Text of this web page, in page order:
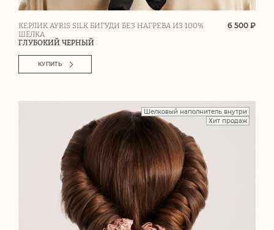
КЕРЛИК AYRIS SILK БИГУДИ БЕЗ НАГРЕВА ИЗ 100%
ШЁЛКА
ГЛУБОКИЙ ЧЕРНЫЙ
6 500 ₽
КУПИТЬ
Шелковый наполнитель внутри
Хит продаж